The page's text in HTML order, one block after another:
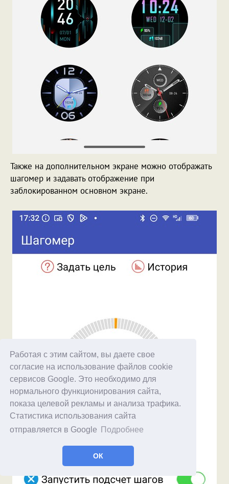
Работая с этим сайтом, вы даете свое
согласие на использование файлов cookie
сервисов Google. Это необходимо для
нормального функционирования сайта,
показа целевой рекламы и анализа трафика.
Статистика использования сайта
отправляется в Google
Подробнее
ОК
Также на дополнительном экране можно отображать
шагомер и задавать отображение при
заблокированном основном экране.